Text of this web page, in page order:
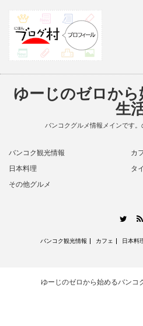
ゆーじのゼロか
生
バンコクグルメ情報メインです
バンコク観光情報
カ
日本料理
タ
その他グルメ
バンコク観光情報 カフェ 日本料
ゆーじのゼロから始めるバンコ